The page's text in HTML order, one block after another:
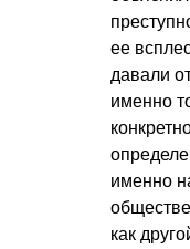
ее
давали
именно
именно
как